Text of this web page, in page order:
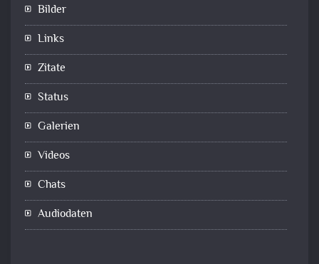
Bilder
Links
Zitate
Status
Galerien
Videos
Chats
Audiodaten